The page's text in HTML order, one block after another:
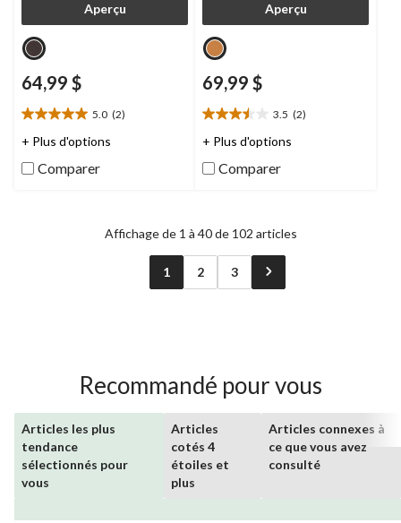
Aperçu
64,99 $
5.0 (2)
5.0
étoile(s)
5.
+ Plus d'options
Comparer
Aperçu
69,99 $
3.5 (2)
3.5
étoile(s)
5.
+ Plus d'options
Comparer
Affichage de 1 à 40 de 102 articles
1 2 3
Recommandé pour vous
Articles les plus
tendance
sélectionnés pour
vous
Articles
cotés 4
étoiles et
plus
Articles connexes à
ce que vous avez
consulté